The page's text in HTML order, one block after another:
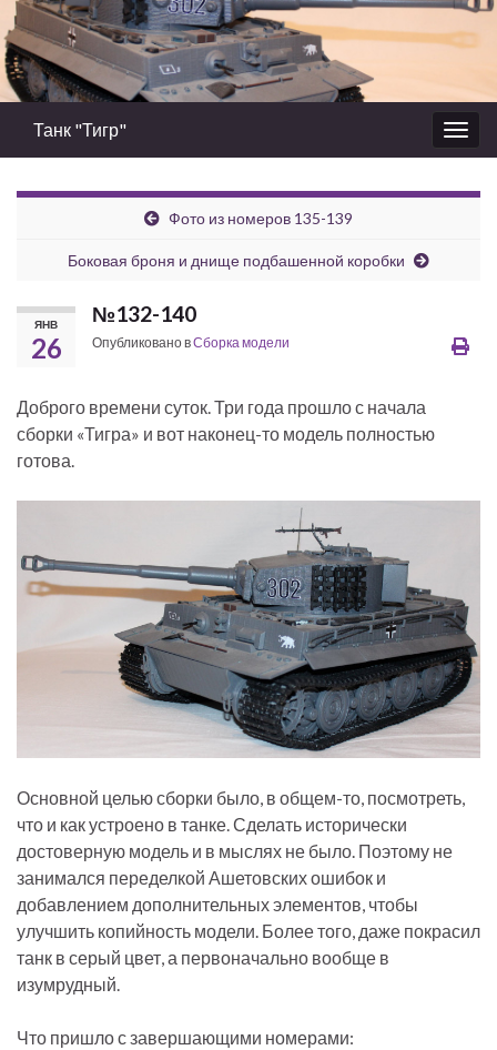
Вкл/
выкл
Танк "Тигр"
Фото из номеров 135-139
Боковая броня и днище подбашенной коробки
ЯНВ
26
№132-140
Опубликовано вСборка модели
Доброго времени суток. Три года прошло с начала
сборки «Тигра» и вот наконец-то модель полностью
готова.
Основной целью сборки было, в общем-то, посмотреть,
что и как устроено в танке. Сделать исторически
достоверную модель и в мыслях не было. Поэтому не
занимался переделкой Ашетовских ошибок и
добавлением дополнительных элементов, чтобы
улучшить копийность модели. Более того, даже покрасил
танк в серый цвет, а первоначально вообще в
изумрудный.
Что пришло с завершающими номерами: